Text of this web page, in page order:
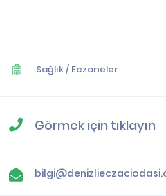
Sağlık/ Eczaneler
Görmek için tıklayın